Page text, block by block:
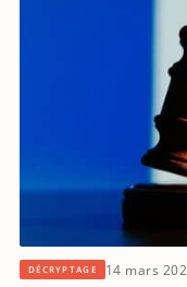
DÉCRYPTAGE 14 mars